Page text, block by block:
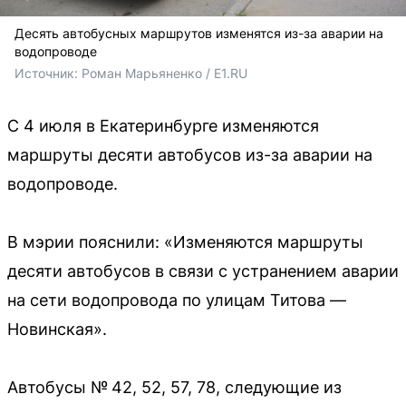
Десять автобусных маршрутов изменятся из-за аварии на
водопроводе
Источник: Роман Марьяненко / E1.RU
С 4 июля в Екатеринбурге изменяются
маршруты десяти автобусов из-за аварии на
водопроводе.
В мэрии пояснили: «Изменяются маршруты
десяти автобусов в связи с устранением аварии
на сети водопровода по улицам Титова —
Новинская».
Автобусы № 42, 52, 57, 78, следующие из